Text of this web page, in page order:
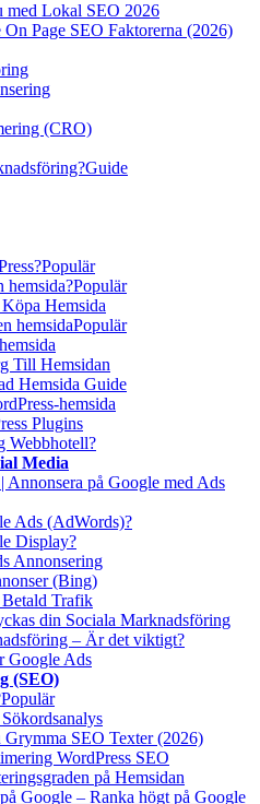
med Lokal SEO 2026
On Page SEO Faktorerna (2026)
(CRO)
Guide
Populär
hemsida?Populär
Hemsida
hemsidaPopulär
Till Hemsidan
Hemsida Guide
hemsida
Plugins
Webbhotell?
Media
Annonsera på Google med Ads
Ads (AdWords)?
Display?
Annonsering
(Bing)
Trafik
din Sociala Marknadsföring
– Är det viktigt?
Google Ads
(SEO)
Populär
Grymma SEO Texter (2026)
WordPress SEO
på Hemsidan
Google – Ranka högt på Google